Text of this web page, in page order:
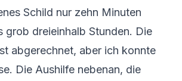
Schild nur zehn Minuten
grob dreieinhalb Stunden. Die
abgerechnet, aber ich konnte
Die Aushilfe nebenan, die